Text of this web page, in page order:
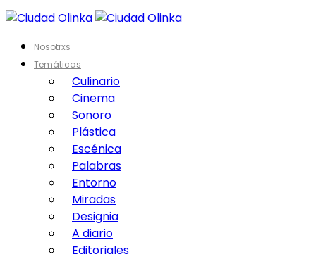
Nosotrxs
Temáticas
Culinario
Cinema
Sonoro
Plástica
Escénica
Palabras
Entorno
Miradas
Designia
A diario
Editoriales